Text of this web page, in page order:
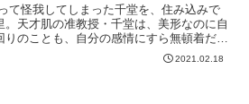
て怪我してしまった千堂を、住み込みで
天才肌の准教授・千堂は、美形なのに自
のことも、自分の感情にすら無頓着だっ
コミックス掲載誌・レーベル：...2021.02.18